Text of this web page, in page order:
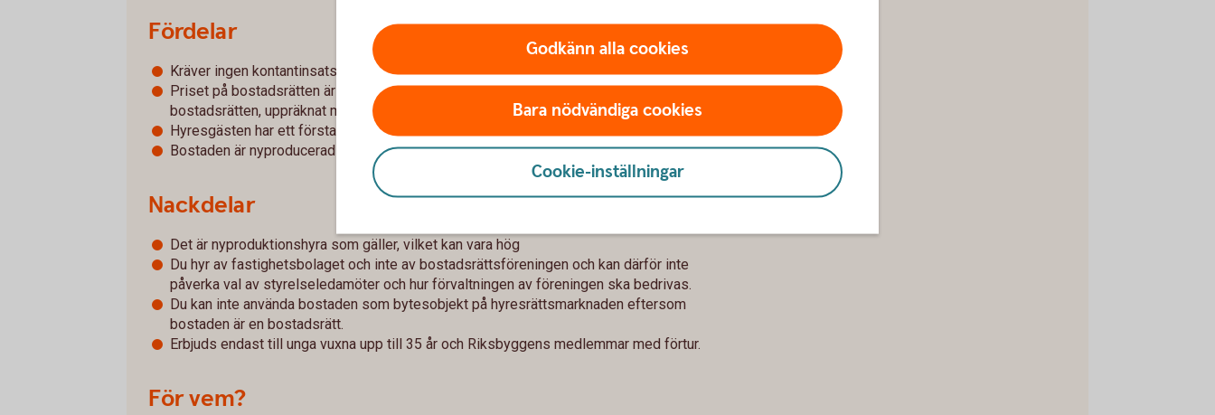
Fördelar
Kräver ingen kontantinsats
Priset på bostadsrätten är samma pris som fastighetsbolaget själva betalade för
bostadsrätten, uppräknat med konsumentprisindex
Hyresgästen har ett förstahandskontrakt hos en seriös hyresvärd.
Bostaden är nyproducerad
Nackdelar
Det är nyproduktionshyra som gäller, vilket kan vara hög
Du hyr av fastighetsbolaget och inte av bostadsrättsföreningen och kan därför inte
påverka val av styrelseledamöter och hur förvaltningen av föreningen ska bedrivas.
Du kan inte använda bostaden som bytesobjekt på hyresrättsmarknaden eftersom
bostaden är en bostadsrätt.
Erbjuds endast till unga vuxna upp till 35 år och Riksbyggens medlemmar med förtur.
För vem?
Godkänn alla cookies
Bara nödvändiga cookies
Cookie-inställningar